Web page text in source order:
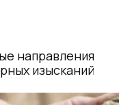
направления
изысканий